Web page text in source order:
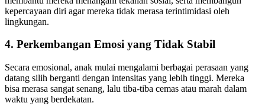
kepercayaan diri agar mereka tidak merasa terintimidasi oleh
lingkungan.
4. Perkembangan Emosi yang Tidak Stabil
Secara emosional, anak mulai mengalami berbagai perasaan yang
datang silih berganti dengan intensitas yang lebih tinggi. Mereka
bisa merasa sangat senang, lalu tiba-tiba cemas atau marah dalam
waktu yang berdekatan.